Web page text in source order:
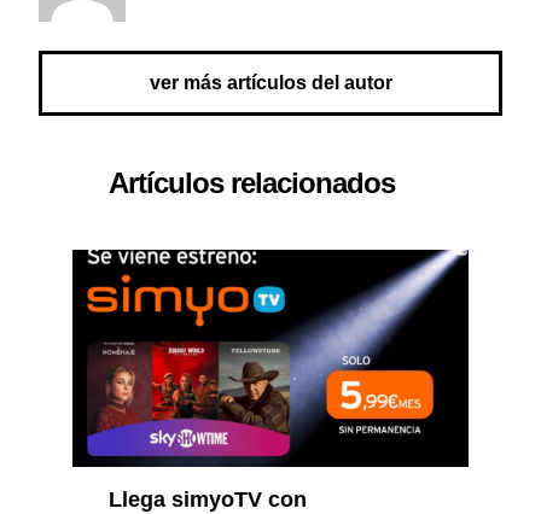
ver más artículos del autor
Artículos relacionados
Llega simyoTV con